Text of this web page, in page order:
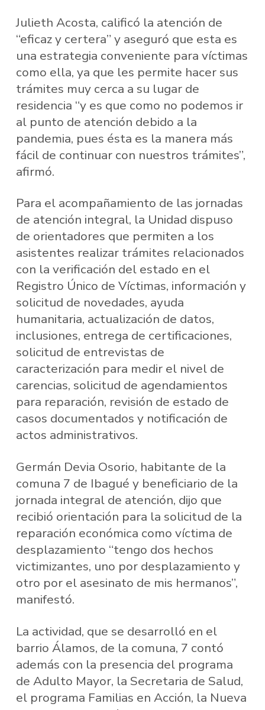
Julieth Acosta, calificó la atención de
“eficaz y certera” y aseguró que esta es
una estrategia conveniente para víctimas
como ella, ya que les permite hacer sus
trámites muy cerca a su lugar de
residencia “y es que como no podemos ir
al punto de atención debido a la
pandemia, pues ésta es la manera más
fácil de continuar con nuestros trámites”,
afirmó.
Para el acompañamiento de las jornadas
de atención integral, la Unidad dispuso
de orientadores que permiten a los
asistentes realizar trámites relacionados
con la verificación del estado en el
Registro Único de Víctimas, información y
solicitud de novedades, ayuda
humanitaria, actualización de datos,
inclusiones, entrega de certificaciones,
solicitud de entrevistas de
caracterización para medir el nivel de
carencias, solicitud de agendamientos
para reparación, revisión de estado de
casos documentados y notificación de
actos administrativos.
Germán Devia Osorio, habitante de la
comuna 7 de Ibagué y beneficiario de la
jornada integral de atención, dijo que
recibió orientación para la solicitud de la
reparación económica como víctima de
desplazamiento “tengo dos hechos
victimizantes, uno por desplazamiento y
otro por el asesinato de mis hermanos”,
manifestó.
La actividad, que se desarrolló en el
barrio Álamos, de la comuna, 7 contó
además con la presencia del programa
de Adulto Mayor, la Secretaria de Salud,
el programa Familias en Acción, la Nueva